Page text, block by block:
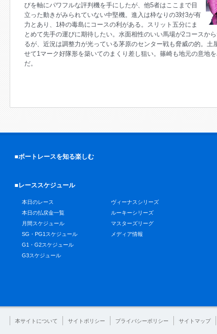
びを軸にパワフルな評判機を手にしたが、他5者はここまで目
立った動きがみられていない中堅機。進入は枠なりの3対3が有
力とあり、1枠の毒島にコースの利がある。スリット五分にま
とめて先手の運びに期待したい。水面相性のいい馬場が2コースか
るが、近況は調整力が光っている茅原のセンター戦も脅威の的。土
せて1マーク好隊形を築いてのまくり差し狙い。篠崎も地元の意地
だ。
■ボートレースを知る楽しむ
■レーススケジュール
本日のレース
本日の払戻金一覧
月間スケジュール
SG・PG1スケジュール
G1・G2スケジュール
G3スケジュール
ヴィーナスシリーズ
ルーキーシリーズ
マスターズリーグ
メディア情報
本サイトについて サイトポリシー プライバシーポリシー サイトマップ